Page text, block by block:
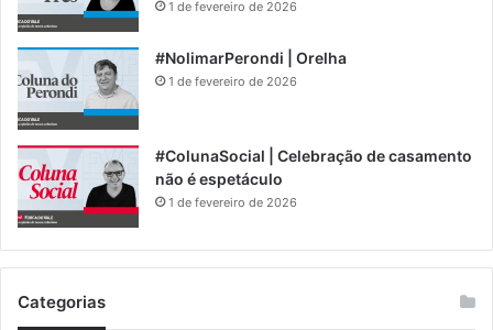
1 de fevereiro de 2026
#NolimarPerondi | Orelha
1 de fevereiro de 2026
#ColunaSocial | Celebração de casamento
não é espetáculo
1 de fevereiro de 2026
Categorias